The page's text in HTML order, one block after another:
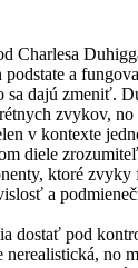
Charlesa
a
sa dajú zmeniť.
zvykov, no
v kontexte
diele
ktoré zvyky
a
dostať pod
no